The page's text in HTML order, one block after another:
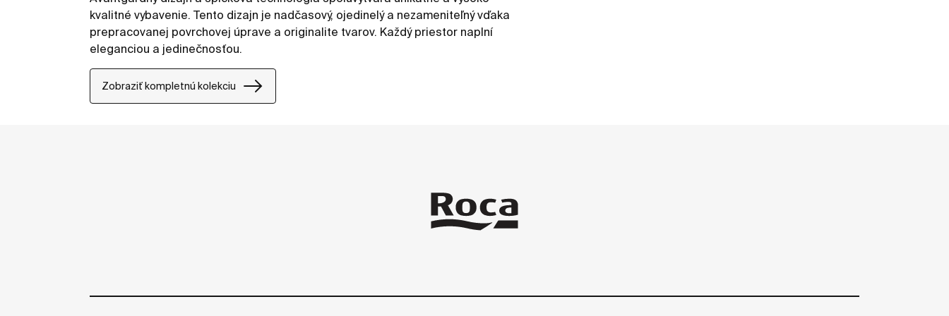
kvalitné vybavenie. Tento dizajn je nadčasový, ojedinelý a nezameniteľný vďaka
prepracovanej povrchovej úprave a originalite tvarov. Každý priestor naplní
eleganciou a jedinečnosťou.
Zobraziť kompletnú kolekciu